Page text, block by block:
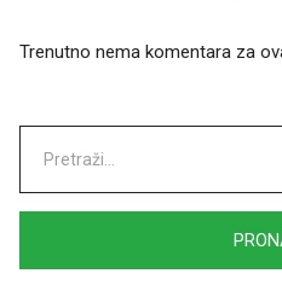
Trenutno nema komentara za